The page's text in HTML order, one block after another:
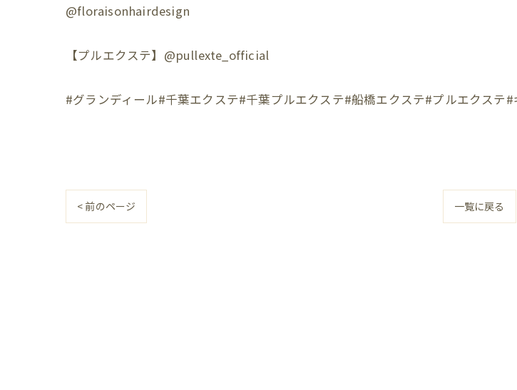
@floraisonhairdesign
【プルエクステ】@pullexte_official
#グランディール#千葉エクステ#千葉プルエクステ#船橋エクステ#プルエクス
< 前のページ 一覧に戻る